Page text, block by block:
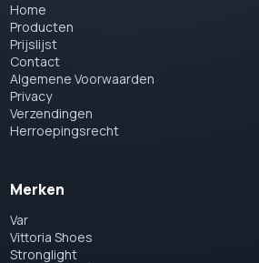
Home
Producten
Prijslijst
Contact
Algemene Voorwaarden
Privacy
Verzendingen
Herroepingsrecht
Merken
Var
Vittoria Shoes
Stronglight